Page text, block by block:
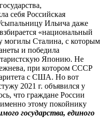
себя Российская
Ильича даже
«национальный
могилы Сталина, с которым
и победила
Японию. Не
при котором СССР
с США. Но вот
2021 г. объявился у
что граждане России
этому покойнику
государства, единого